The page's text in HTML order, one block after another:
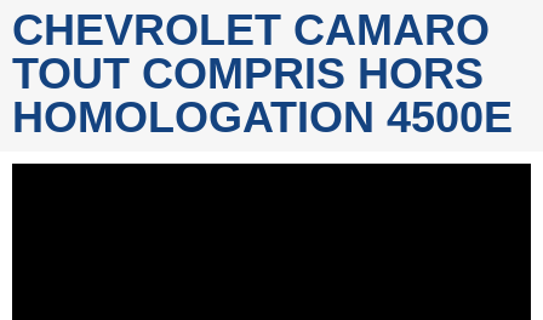
CHEVROLET CAMARO
TOUT COMPRIS HORS
HOMOLOGATION 4500E